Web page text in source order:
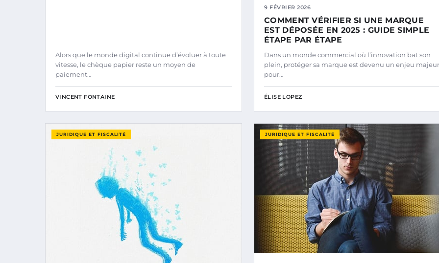
Alors que le monde digital continue d’évoluer à toute
vitesse, le chèque papier reste un moyen de
paiement…
VINCENT FONTAINE
9 FÉVRIER 2026
COMMENT VÉRIFIER SI UNE MARQUE
EST DÉPOSÉE EN 2025 : GUIDE SIMPLE
ÉTAPE PAR ÉTAPE
Dans un monde commercial où l’innovation bat son
plein, protéger sa marque est devenu un enjeu majeur
pour…
ÉLISE LOPEZ
JURIDIQUE ET FISCALITÉ JURIDIQUE ET FISCALITÉ